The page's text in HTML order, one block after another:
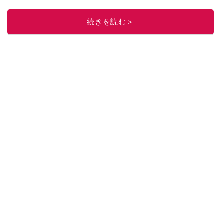
ルメライター、食の専門家として出演実績あり。
続きを読む＞